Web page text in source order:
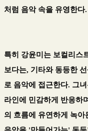
처럼 음악 속을 유영한다.
특히 강윤미는 보컬리스
보다는, 기타와 동등한
로 음악에 접근한다. 그
라인에 민감하게 반응하
의 흐름에 유연하게 녹아